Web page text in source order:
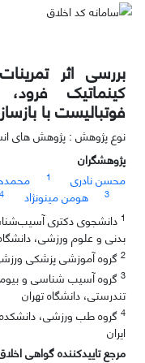
بررسی اثر
کینماتیک
فوتبالیست با
نوع پژوهش : پژوهش های
پژوهشگران
محسن نادری
1
3 هومن مینونژاد
4
1 دانشجوی دکتری
بدنی و علوم ورزشی، دانشگاه
2 گروه آموزشی پزشکی
3 گروه آسیب شناسی و
تندرستی، دانشگاه تهران
4 گروه طب ورزشی، دانشکده
ایران
مرجع تاییدکننده گواهی